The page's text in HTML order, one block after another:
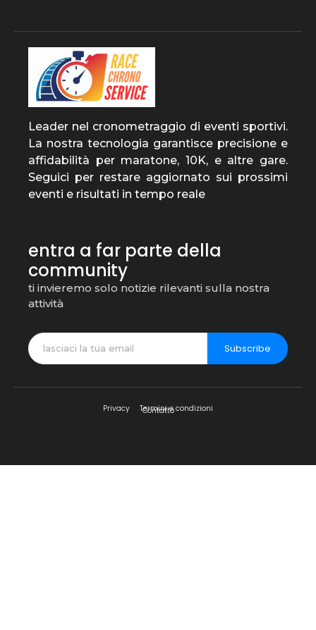
Leader nel cronometraggio di eventi sportivi.
La nostra tecnologia garantisce precisione e
affidabilità per maratone, 10K, e altre gare.
Seguici per restare aggiornato sui prossimi
eventi e risultati in tempo reale
entra a far parte della
community
ti invieremo solo notizie rilevanti sulla nostra
attività
Subscribe
Privacy Termini e condizioni
Contatto